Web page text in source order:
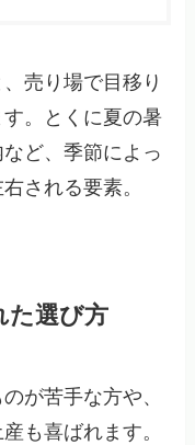
売り場で目移り
。とくに夏の暑
ど、季節によっ
される要素。
た選び方
が苦手な方や、
も喜ばれます。